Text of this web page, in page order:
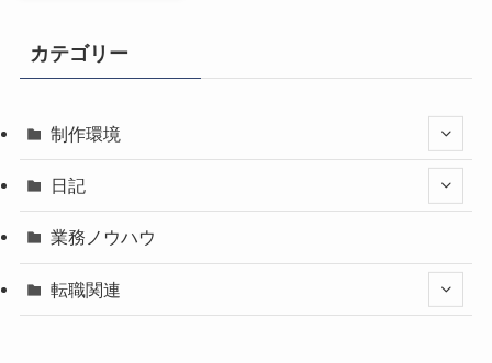
カテゴリー
制作環境
日記
業務ノウハウ
転職関連